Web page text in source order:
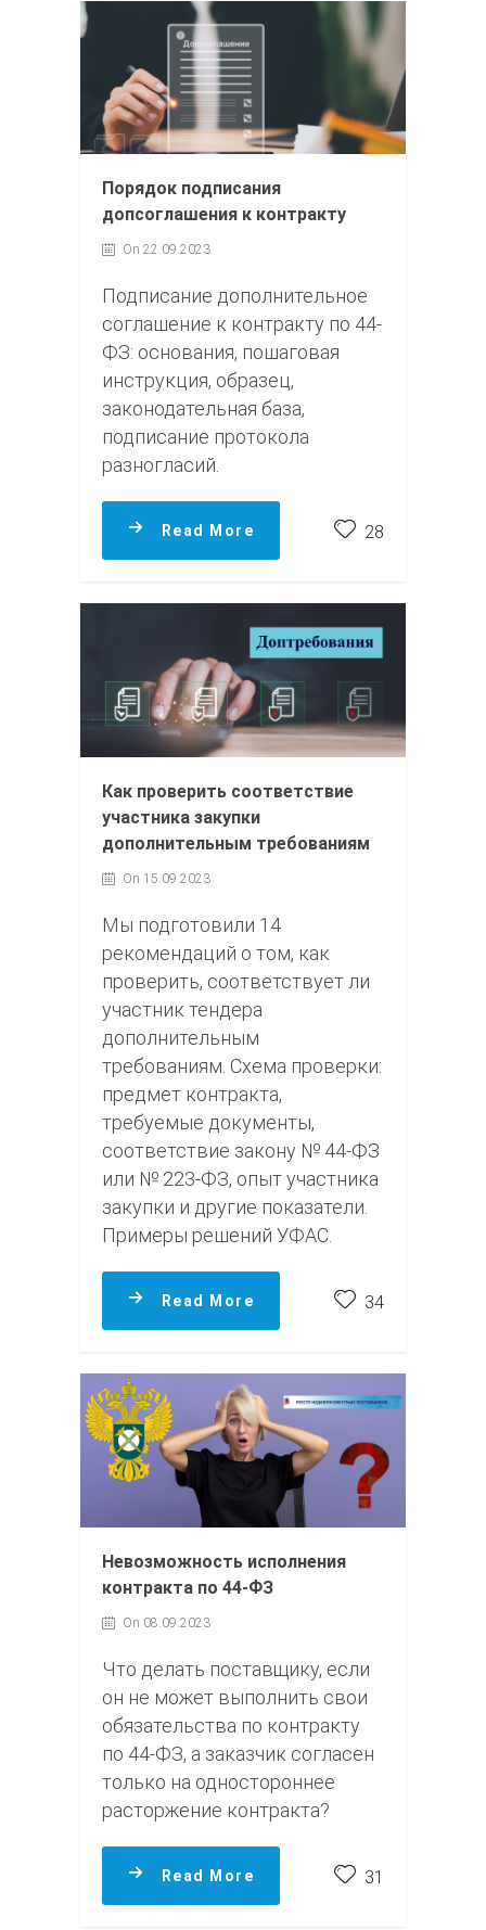
Порядок подписания
допсоглашения к контракту
On 22.09.2023
Подписание дополнительное
соглашение к контракту по 44-
ФЗ: основания, пошаговая
инструкция, образец,
законодательная база,
подписание протокола
разногласий.
Read More 28
Как проверить соответствие
участника закупки
дополнительным требованиям
On 15.09.2023
Мы подготовили 14
рекомендаций о том, как
проверить, соответствует ли
участник тендера
дополнительным
требованиям. Схема проверки:
предмет контракта,
требуемые документы,
соответствие закону № 44-ФЗ
или № 223-ФЗ, опыт участника
закупки и другие показатели.
Примеры решений УФАС.
Read More 34
Невозможность исполнения
контракта по 44-ФЗ
On 08.09.2023
Что делать поставщику, если
он не может выполнить свои
обязательства по контракту
по 44‑ФЗ, а заказчик согласен
только на одностороннее
расторжение контракта?
Read More 31